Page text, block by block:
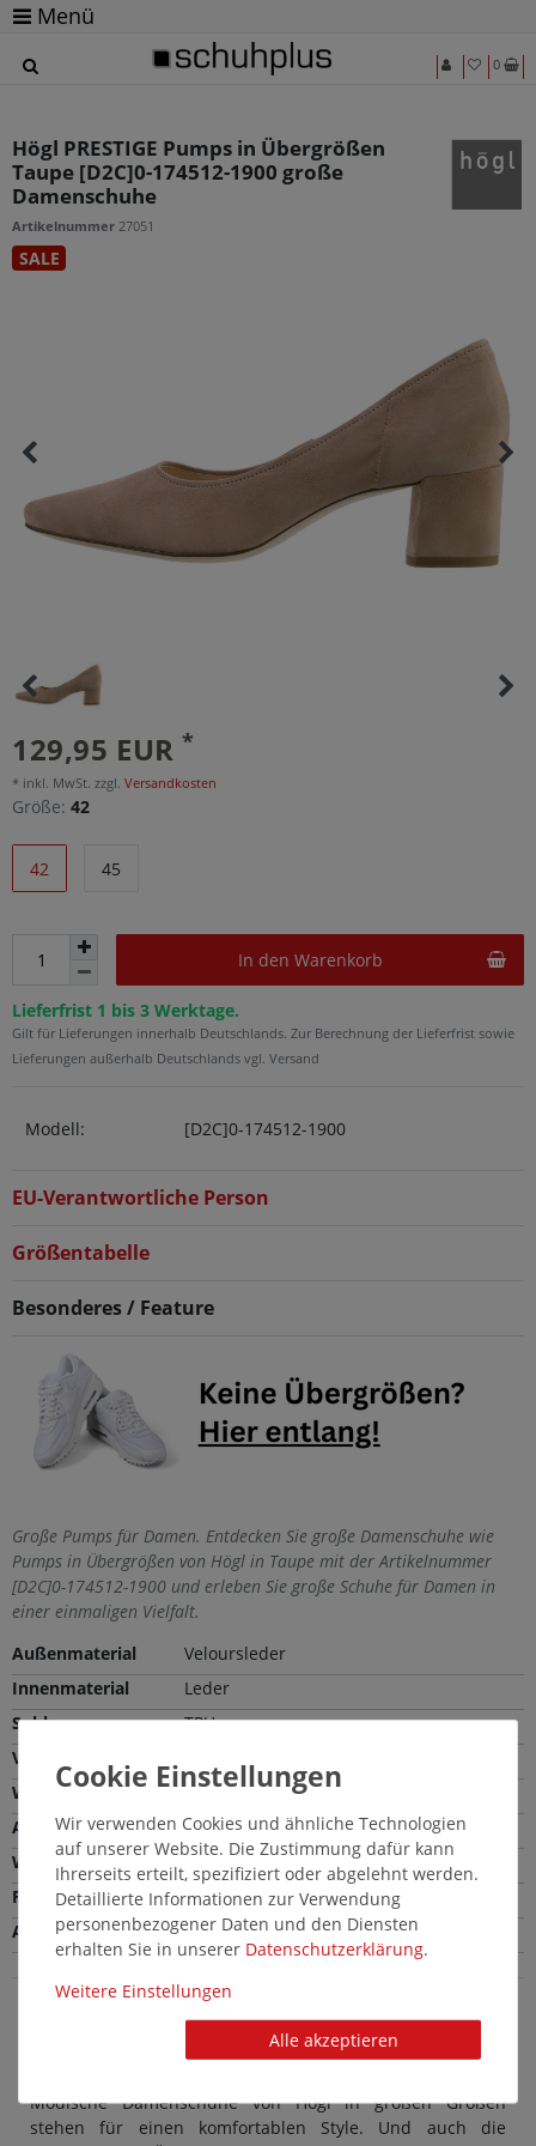
Menü
0
Högl PRESTIGE Pumps in Übergrößen
Taupe [D2C]0-174512-1900 große
Damenschuhe
Artikelnummer 27051
SALE
129,95 EUR*
* inkl. MwSt. zzgl. Versandkosten
Größe: 42
42 45
In den Warenkorb
Lieferfrist 1 bis 3 Werktage.
Gilt für Lieferungen innerhalb Deutschlands. Zur Berechnung der Lieferfrist sowie
Lieferungen außerhalb Deutschlands vgl. Versand
Modell: [D2C]0-174512-1900
EU-Verantwortliche Person
Größentabelle
Besonderes / Feature
Große Pumps für Damen. Entdecken Sie große Damenschuhe wie
Pumps in Übergrößen von Högl in Taupe mit der Artikelnummer
[D2C]0-174512-1900 und erleben Sie große Schuhe für Damen in
einer einmaligen Vielfalt.
Außenmaterial
Veloursleder
Innenmaterial
Leder
Sohle
TPU
Verschlussart
Weite
Normale Weite (F)
Absatzhöhe
4,5 cm
Wechselfußbett
Nein
Farbe
Taupe
Absatzart
Blockabsatz
Högl Damenschuhe in Übergröße: Schicke
Modische Damenschuhe von Högl in großen Größen
stehen für einen komfortablen Style. Und auch die
Wir verwenden Cookies und ähnliche Technologien
auf unserer Website. Die Zustimmung dafür kann
Ihrerseits erteilt, spezifiziert oder abgelehnt werden.
Detaillierte Informationen zur Verwendung
personenbezogener Daten und den Diensten
erhalten Sie in unserer Daten­schutz­erklärung.
Weitere Einstellungen
Alle akzeptieren